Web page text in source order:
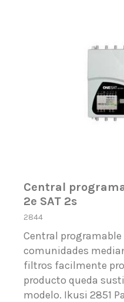
Central
2e SAT 2s
2844
Central programable
comunidades
filtros facilmente
producto queda
modelo. Ikusi 2851